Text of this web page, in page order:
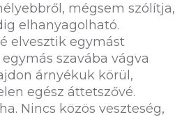
mégsem szólítja,
elhanyagolható.
elvesztik egymást
szavába vágva
árnyékuk körül,
egész áttetszővé.
Nincs közös veszteség,